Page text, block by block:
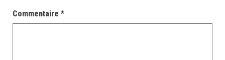
Commentaire *